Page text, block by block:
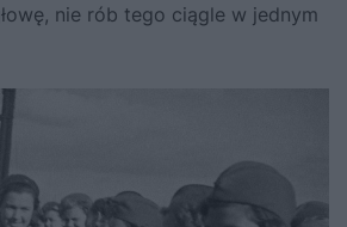
nie rób tego ciągle w jednym